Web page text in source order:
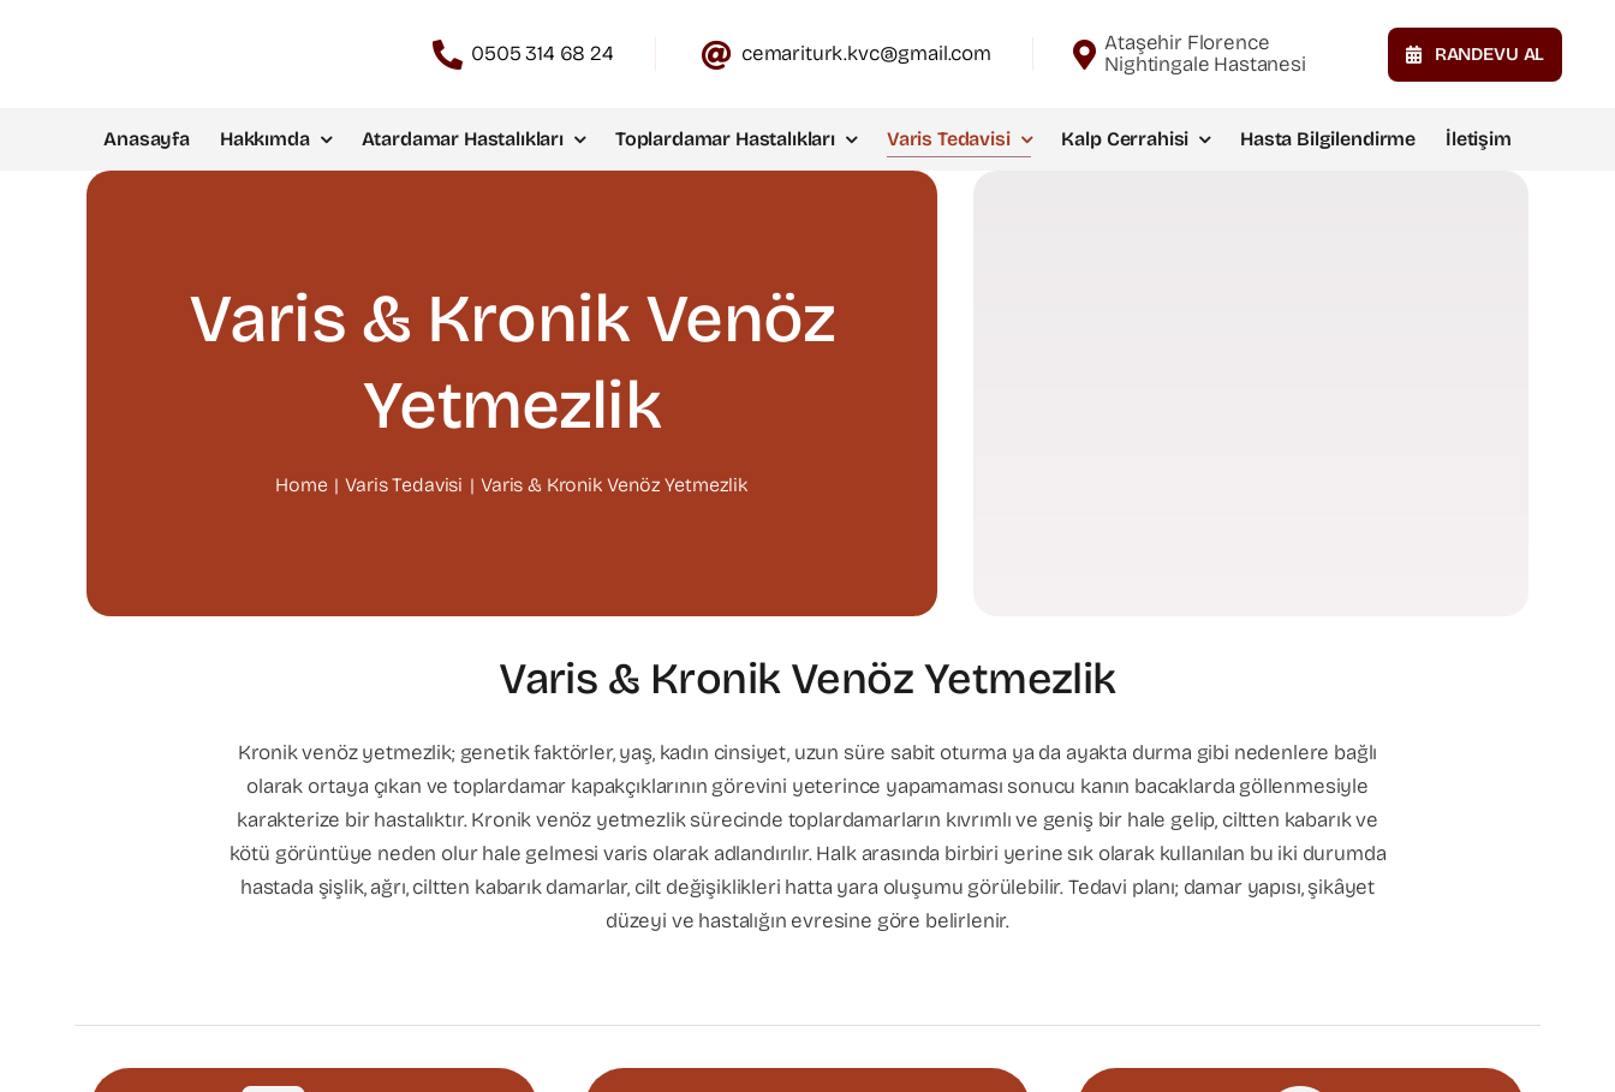
0505 314 68 24 cemariturk.kvc@gmail.com
Ataşehir Florence
Nightingale Hastanesi
RANDEVU AL
Anasayfa Hakkımda Atardamar Hastalıkları Toplardamar Hastalıkları Varis Tedavisi Kalp Cerrahisi Hasta Bilgilendirme İletişim
Varis & Kronik Venöz
Yetmezlik
Home Varis Tedavisi Varis & Kronik Venöz Yetmezlik
Varis & Kronik Venöz Yetmezlik
Kronik venöz yetmezlik; genetik faktörler, yaş, kadın cinsiyet, uzun süre sabit oturma ya da ayakta durma gibi nedenlere bağlı
olarak ortaya çıkan ve toplardamar kapakçıklarının görevini yeterince yapamaması sonucu kanın bacaklarda göllenmesiyle
karakterize bir hastalıktır. Kronik venöz yetmezlik sürecinde toplardamarların kıvrımlı ve geniş bir hale gelip, ciltten kabarık ve
kötü görüntüye neden olur hale gelmesi varis olarak adlandırılır. Halk arasında birbiri yerine sık olarak kullanılan bu iki durumda
hastada şişlik, ağrı, ciltten kabarık damarlar, cilt değişiklikleri hatta yara oluşumu görülebilir. Tedavi planı; damar yapısı, şikâyet
düzeyi ve hastalığın evresine göre belirlenir.